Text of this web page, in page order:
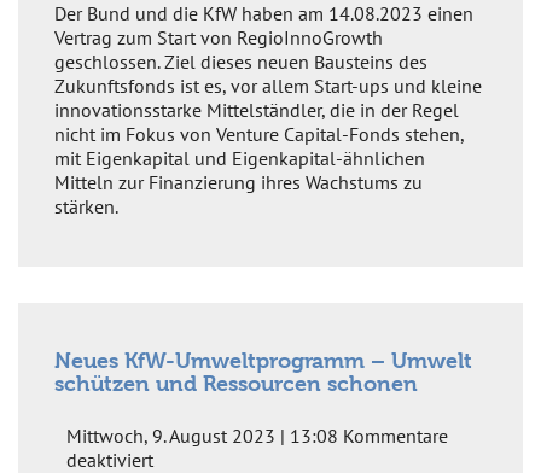
KfW
schließen
Vertrag
zum
Start
von
„RegioInnoGrowth“
als
Der Bund und die KfW haben am 14.08.2023 einen
Vertrag zum Start von RegioInnoGrowth
geschlossen. Ziel dieses neuen Bausteins des
Zukunftsfonds ist es, vor allem Start-ups und kleine
innovationsstarke Mittelständler, die in der Regel
nicht im Fokus von Venture Capital-Fonds stehen,
mit Eigenkapital und Eigenkapital-ähnlichen
Mitteln zur Finanzierung ihres Wachstums zu
stärken.
Neues KfW-Umweltprogramm – Umwelt
schützen und Ressourcen schonen
Mittwoch, 9. August 2023 | 13:08 Kommentare
deaktiviertfür